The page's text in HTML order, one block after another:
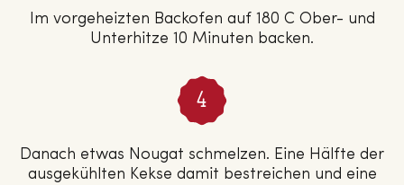
Im vorgeheizten Backofen auf 180 C Ober- und
Unterhitze 10 Minuten backen.
Danach etwas Nougat schmelzen. Eine Hälfte der
ausgekühlten Kekse damit bestreichen und eine